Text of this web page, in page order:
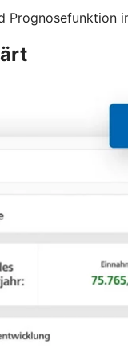
Prognosefunktion